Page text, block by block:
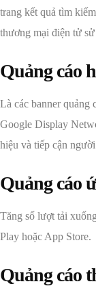
trang kết quả tìm
thương mại điện tử
Quảng cáo
Là các banner quảng
Google Display
hiệu và tiếp cận
Quảng cáo
Tăng số lượt tải
Play hoặc App Store.
Quảng cáo